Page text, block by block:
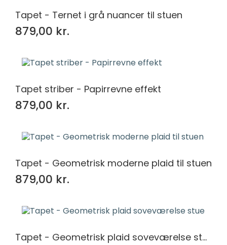
Tapet - Ternet i grå nuancer til stuen
879,00 kr.
Tapet striber - Papirrevne effekt
879,00 kr.
Tapet - Geometrisk moderne plaid til stuen
879,00 kr.
Tapet - Geometrisk plaid soveværelse stue